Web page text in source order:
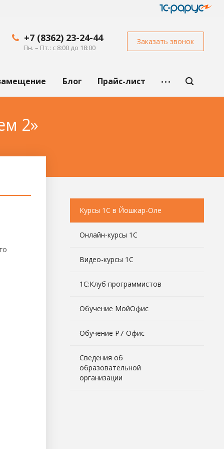
+7 (8362) 23-24-44
Пн. – Пт.: с 8:00 до 18:00
Заказать звонок
Блог Прайс-лист
2»
Курсы 1С в Йошкар-Оле
Онлайн-курсы 1С
Видео-курсы 1С
1С:Клуб программистов
Обучение МойОфис
Обучение Р7-Офис
Сведения об
образовательной
организации